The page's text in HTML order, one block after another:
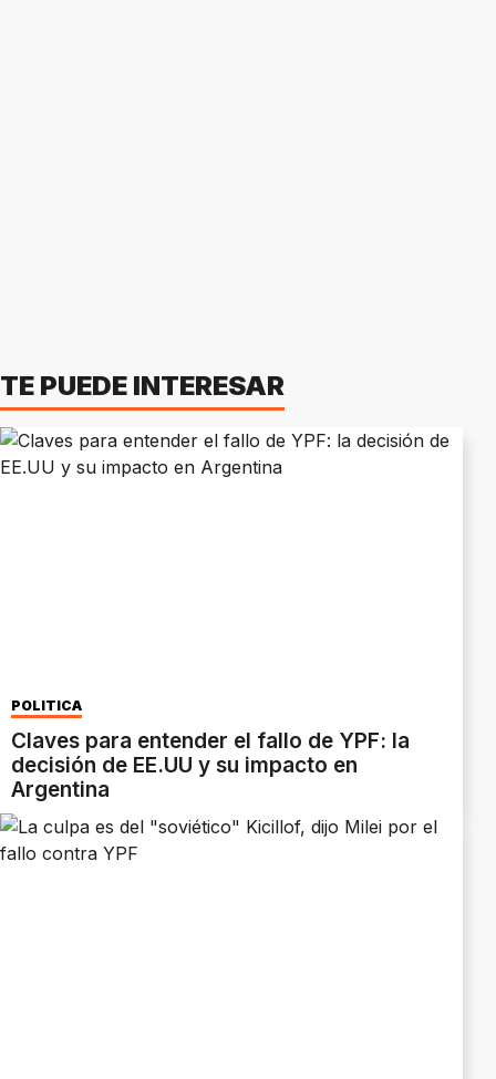
TE PUEDE INTERESAR
POLÍTICA
Claves para entender el fallo de YPF: la
decisión de EE.UU y su impacto en
Argentina